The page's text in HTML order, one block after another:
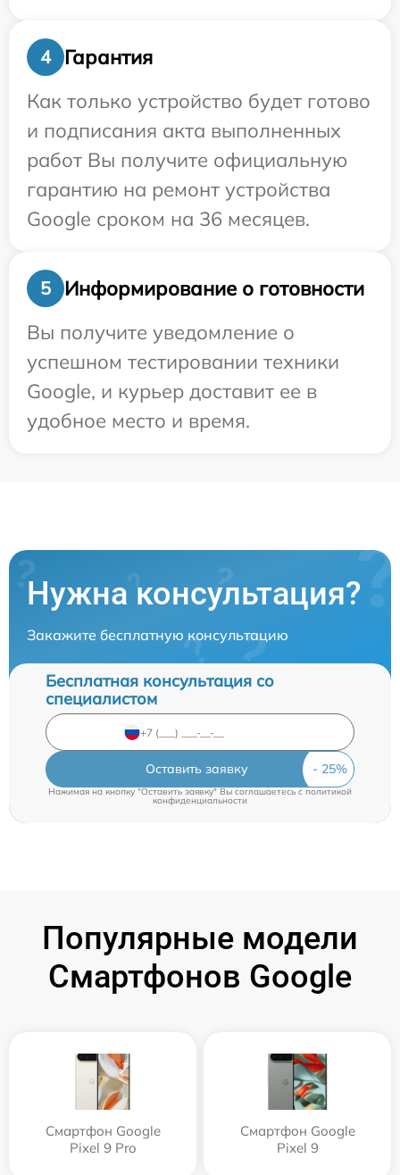
4
Гарантия
Как только устройство будет готово
и подписания акта выполненных
работ Вы получите официальную
гарантию на ремонт устройства
Google сроком на 36 месяцев.
5
Информирование о готовности
Вы получите уведомление о
успешном тестировании техники
Google, и курьер доставит ее в
удобное место и время.
Нужна консультация?
Закажите бесплатную консультацию
Бесплатная консультация со
специалистом
Оставить заявку
Нажимая на кнопку "Оставить заявку" Вы соглашаетесь c политикой
конфиденциальности
Популярные модели
Смартфонов Google
Смартфон Google
Pixel 9 Pro
Смартфон Google
Pixel 9